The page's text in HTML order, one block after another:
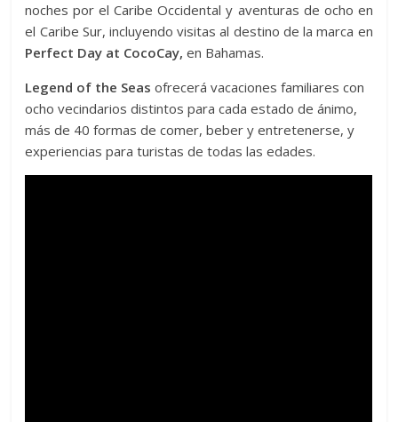
noches por el Caribe Occidental y aventuras de ocho en
el Caribe Sur, incluyendo visitas al destino de la marca en
Perfect Day at CocoCay, en Bahamas.
Legend of the Seas ofrecerá vacaciones familiares con
ocho vecindarios distintos para cada estado de ánimo,
más de 40 formas de comer, beber y entretenerse, y
experiencias para turistas de todas las edades.